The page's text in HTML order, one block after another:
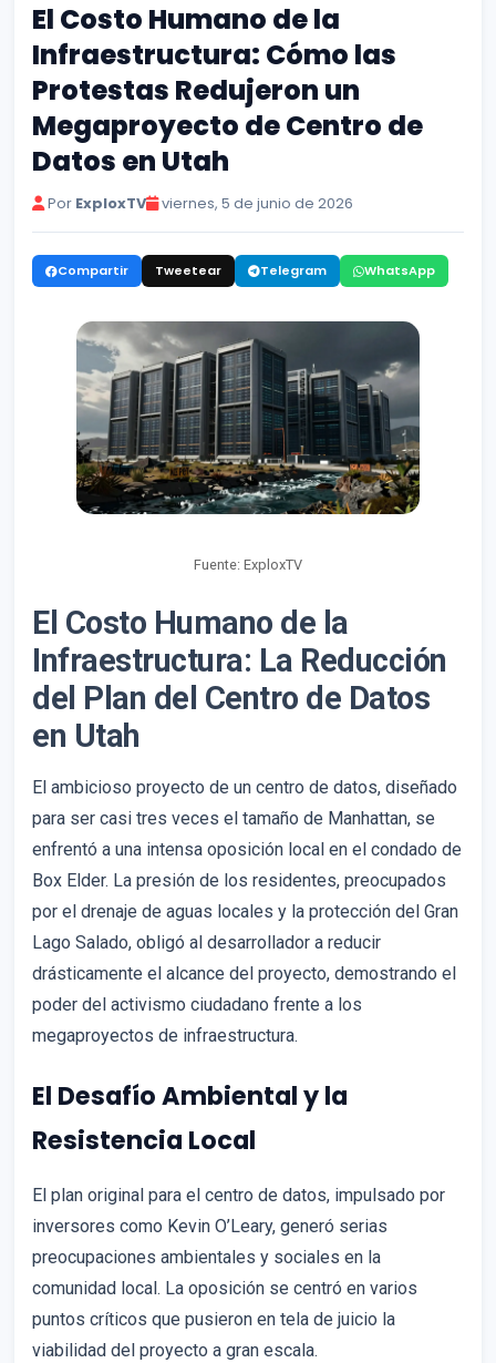
El Costo Humano de la
Infraestructura: Cómo las
Protestas Redujeron un
Megaproyecto de Centro de
Datos en Utah
Por ExploxTV viernes, 5 de junio de 2026
Compartir Tweetear Telegram WhatsApp
Fuente: ExploxTV
El Costo Humano de la
Infraestructura: La Reducción
del Plan del Centro de Datos
en Utah
El ambicioso proyecto de un centro de datos, diseñado
para ser casi tres veces el tamaño de Manhattan, se
enfrentó a una intensa oposición local en el condado de
Box Elder. La presión de los residentes, preocupados
por el drenaje de aguas locales y la protección del Gran
Lago Salado, obligó al desarrollador a reducir
drásticamente el alcance del proyecto, demostrando el
poder del activismo ciudadano frente a los
megaproyectos de infraestructura.
El Desafío Ambiental y la
Resistencia Local
El plan original para el centro de datos, impulsado por
inversores como Kevin O’Leary, generó serias
preocupaciones ambientales y sociales en la
comunidad local. La oposición se centró en varios
puntos críticos que pusieron en tela de juicio la
viabilidad del proyecto a gran escala.